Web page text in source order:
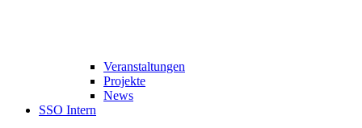
Veranstaltungen
Projekte
News
SSO Intern